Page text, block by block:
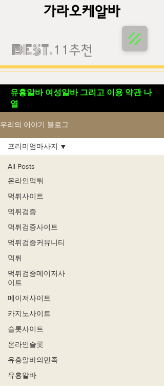
BEST.11추천
가라오케알바
가라오케알바
유흥알바 여성알바 그리고 이용 약관 나
열
우리의 이야기 블로그
All Posts
온라인먹튀
먹튀사이트
먹튀검증
먹튀검증사이트
먹튀검증커뮤니티
먹튀
먹튀검증메이저사
이트
메이저사이트
카지노사이트
슬롯사이트
온라인슬롯
유흥알바의민족
유흥알바
프리미엄마사지